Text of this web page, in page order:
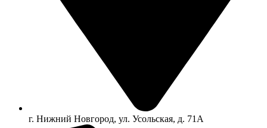
г. Нижний Новгород, ул. Усольская, д. 71А